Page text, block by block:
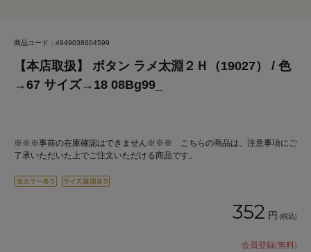
商品コード：4949038604599
【本店取扱】 ボタン ラメ太淵２Ｈ（19027） / 色
→67 サイズ→18 08Bg99_
※※※事前の在庫確認はできません※※※ こちらの商品は、注意事項にご
了承いただいた上でご注文いただける商品です。
352 円 (税込)
会員登録(無料)